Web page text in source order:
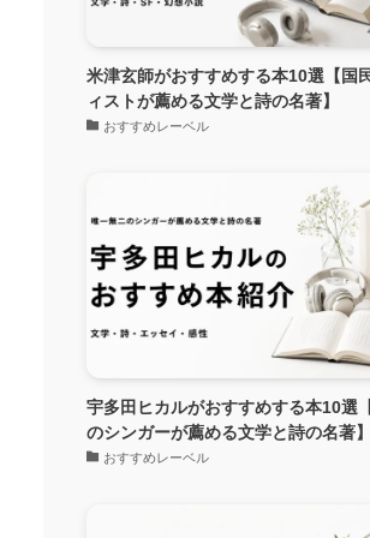
米津玄師がおすすめする本10選【国
ィストが薦める文学と詩の名著】
おすすめレーベル
宇多田ヒカルがおすすめする本10選
のシンガーが薦める文学と詩の名著】
おすすめレーベル